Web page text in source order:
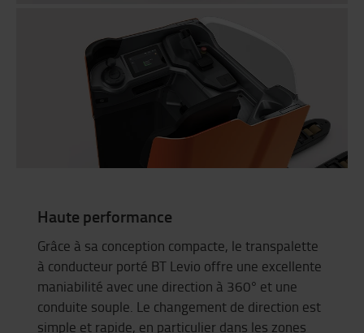
Haute performance
Grâce à sa conception compacte, le transpalette
à conducteur porté BT Levio offre une excellente
maniabilité avec une direction à 360° et une
conduite souple. Le changement de direction est
simple et rapide, en particulier dans les zones